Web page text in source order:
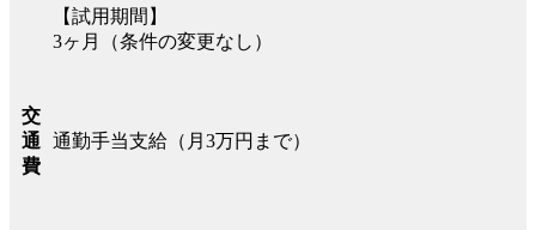
【試用期間】
3ヶ月（条件の変更なし）
交
通
費
通勤手当支給（月3万円まで）